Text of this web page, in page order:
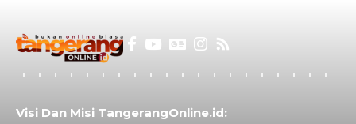
Visi Dan Misi TangerangOnline.id: